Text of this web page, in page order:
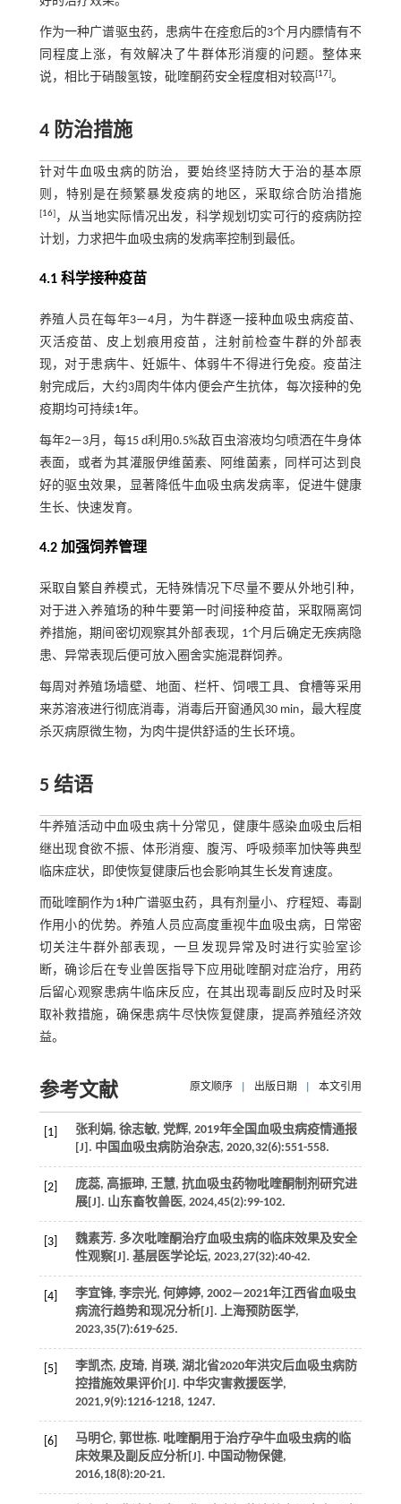
作为一种广谱驱虫药，患病牛在痊愈后的3个月内膘情有不
同程度上涨，有效解决了牛群体形消瘦的问题。整体来
说，相比于硝酸氢铵，砒喹酮药安全程度相对较高[17]。
4 防治措施
针对牛血吸虫病的防治，要始终坚持防大于治的基本原
则，特别是在频繁暴发疫病的地区，采取综合防治措施
[16]，从当地实际情况出发，科学规划切实可行的疫病防控
计划，力求把牛血吸虫病的发病率控制到最低。
4.1 科学接种疫苗
养殖人员在每年3—4月，为牛群逐一接种血吸虫病疫苗、
灭活疫苗、皮上划痕用疫苗，注射前检查牛群的外部表
现，对于患病牛、妊娠牛、体弱牛不得进行免疫。疫苗注
射完成后，大约3周肉牛体内便会产生抗体，每次接种的免
疫期均可持续1年。
每年2—3月，每15 d利用0.5%敌百虫溶液均匀喷洒在牛身体
表面，或者为其灌服伊维菌素、阿维菌素，同样可达到良
好的驱虫效果，显著降低牛血吸虫病发病率，促进牛健康
生长、快速发育。
4.2 加强饲养管理
采取自繁自养模式，无特殊情况下尽量不要从外地引种，
对于进入养殖场的种牛要第一时间接种疫苗，采取隔离饲
养措施，期间密切观察其外部表现，1个月后确定无疾病隐
患、异常表现后便可放入圈舍实施混群饲养。
每周对养殖场墙壁、地面、栏杆、饲喂工具、食槽等采用
来苏溶液进行彻底消毒，消毒后开窗通风30 min，最大程度
杀灭病原微生物，为肉牛提供舒适的生长环境。
5 结语
牛养殖活动中血吸虫病十分常见，健康牛感染血吸虫后相
继出现食欲不振、体形消瘦、腹泻、呼吸频率加快等典型
临床症状，即使恢复健康后也会影响其生长发育速度。
而砒喹酮作为1种广谱驱虫药，具有剂量小、疗程短、毒副
作用小的优势。养殖人员应高度重视牛血吸虫病，日常密
切关注牛群外部表现，一旦发现异常及时进行实验室诊
断，确诊后在专业兽医指导下应用砒喹酮对症治疗，用药
后留心观察患病牛临床反应，在其出现毒副反应时及时采
取补救措施，确保患病牛尽快恢复健康，提高养殖经济效
益。
参考文献 原文顺序 出版日期 本文引用
[1]
张利娟, 徐志敏, 党辉, 2019年全国血吸虫病疫情通报
[J]. 中国血吸虫病防治杂志, 2020,32(6):551-558.
[2]
庞蕊, 高振珅, 王慧, 抗血吸虫药物吡喹酮制剂研究进
展[J]. 山东畜牧兽医, 2024,45(2):99-102.
[3]
魏素芳. 多次吡喹酮治疗血吸虫病的临床效果及安全
性观察[J]. 基层医学论坛, 2023,27(32):40-42.
[4]
李宜锋, 李宗光, 何婷婷, 2002—2021年江西省血吸虫
病流行趋势和现况分析[J]. 上海预防医学,
2023,35(7):619-625.
[5]
李凯杰, 皮琦, 肖瑛, 湖北省2020年洪灾后血吸虫病防
控措施效果评价[J]. 中华灾害救援医学,
2021,9(9):1216-1218, 1247.
[6]
马明仑, 郭世栋. 吡喹酮用于治疗孕牛血吸虫病的临
床效果及副反应分析[J]. 中国动物保健,
2016,18(8):20-21.